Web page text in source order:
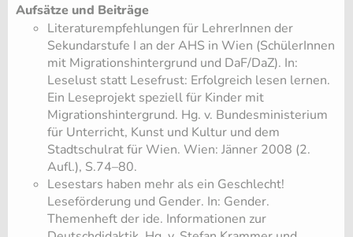
Aufsätze und Beiträge
Literaturempfehlungen für LehrerInnen der
Sekundarstufe I an der AHS in Wien (SchülerInnen
mit Migrationshintergrund und DaF/DaZ). In:
Leselust statt Lesefrust: Erfolgreich lesen lernen.
Ein Leseprojekt speziell für Kinder mit
Migrationshintergrund. Hg. v. Bundesministerium
für Unterricht, Kunst und Kultur und dem
Stadtschulrat für Wien. Wien: Jänner 2008 (2.
Aufl.), S.74–80.
Lesestars haben mehr als ein Geschlecht!
Leseförderung und Gender. In: Gender.
Themenheft der ide. Informationen zur